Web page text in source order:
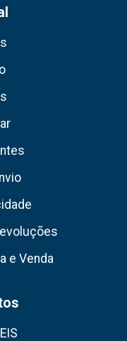
e Venda